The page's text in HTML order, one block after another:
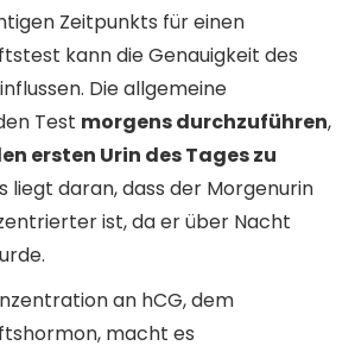
Zeitpunkts für einen
kann die Genauigkeit des
Die allgemeine
Test morgens durchzuführen,
ersten Urin des Tages zu
liegt daran, dass der Morgenurin
ist, da er über Nacht
an hCG, dem
macht es